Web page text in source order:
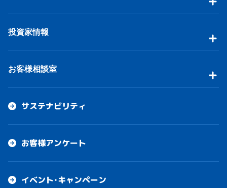
投資家情報
お客様相談室
サステナビリティ
お客様アンケート
イベント・キャンペーン